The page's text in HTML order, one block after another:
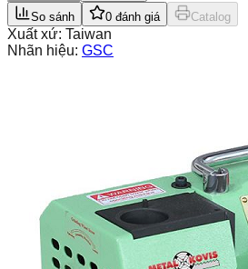
So sánh
0 đánh giá Catalog
Xuất xứ: Taiwan
Nhãn hiệu: GSC